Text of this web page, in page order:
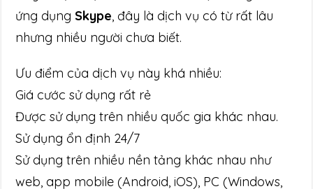
ứng dụng Skype, đây là dịch vụ có từ rất lâu
nhưng nhiều người chưa biết.
Ưu điểm của dịch vụ này khá nhiều:
Giá cước sử dụng rất rẻ
Được sử dụng trên nhiều quốc gia khác nhau.
Sử dụng ổn định 24/7
Sử dụng trên nhiều nền tảng khác nhau như
web, app mobile (Android, iOS), PC (Windows,